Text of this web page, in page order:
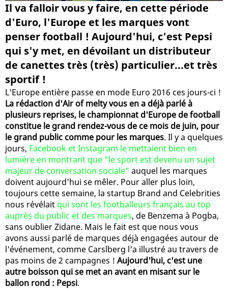
Il va falloir vous y faire, en cette période
d'Euro, l'Europe et les marques vont
penser football ! Aujourd'hui, c'est Pepsi
qui s'y met, en dévoilant un distributeur
de canettes très (très) particulier...et très
sportif !
L'Europe entière passe en mode Euro 2016 ces jours-ci !
La rédaction d'Air of melty vous en a déjà parlé à
plusieurs reprises, le championnat d'Europe de football
constitue le grand rendez-vous de ce mois de juin, pour
le grand public comme pour les marques. Il y a quelques
jours, Facebook et Instagram le mettaient bien en
lumière en montrant que "le sport est devenu un sujet
majeur de conversation sociale" auquel les marques
doivent aujourd'hui se mêler. Pour aller plus loin,
toujours cette semaine, la startup Brand and Celebrities
nous révélait qui sont les footballeurs français au top
auprès du public et des marques, de Benzema à Pogba,
sans oublier Zidane. Mais le fait est que nous vous
avons aussi parlé de marques déjà engagées autour de
l'événement, comme Carslberg l'a illustré au travers de
pas moins de 2 campagnes ! Aujourd'hui, c'est une
autre boisson qui se met an avant en misant sur le
ballon rond : Pepsi.